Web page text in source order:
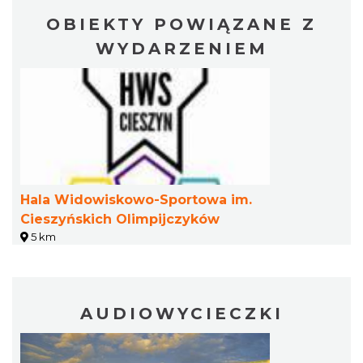
KOCIA SZAJKA FEST 2
OBIEKTY POWIĄZANE Z
WYDARZENIEM
Hala Widowiskowo-Sportowa im.
Cieszyńskich Olimpijczyków
5 km
AUDIOWYCIECZKI